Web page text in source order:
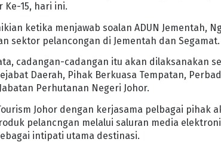
Ke-15, hari ini.
ketika menjawab soalan ADUN Jementah,
sektor pelancongan di Jementah dan Segamat.
cadangan-cadangan itu akan dilaksanakan
Daerah, Pihak Berkuasa Tempatan,
Perhutanan Negeri Johor.
Johor dengan kerjasama pelbagai pihak
pelancngan melalui saluran media
intipati utama destinasi.